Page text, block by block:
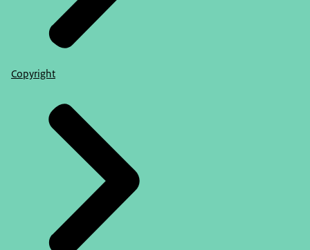
Copyright